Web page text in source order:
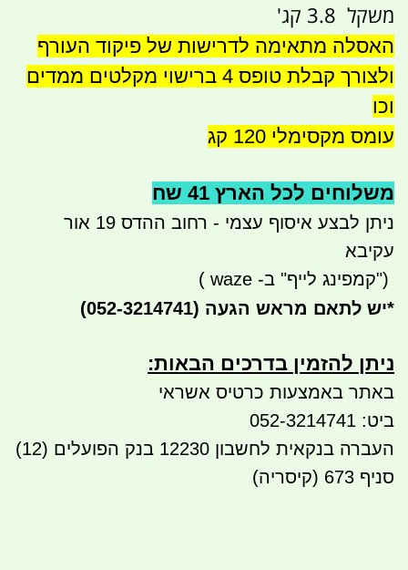
משקל 3.8 קג'
האסלה מתאימה לדרישות של פיקוד העורף
ולצורך קבלת טופס 4 ברישוי מקלטים ממדים
וכו
עומס מקסימלי 120 קג
משלוחים לכל הארץ 41 שח
ניתן לבצע איסוף עצמי - רחוב ההדס 19 אור
עקיבא
")קמפינג לייף" ב- waze
)
*יש לתאם מראש הגעה (052-3214741)
ניתן להזמין בדרכים הבאות:​​
באתר באמצעות כרטיס אשראי
ביט: 052-3214741
העברה בנקאית לחשבון 12230 בנק הפועלים (12)
סניף 673 (קיסריה)